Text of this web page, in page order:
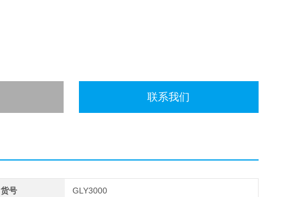
联系我们
货号 GLY3000